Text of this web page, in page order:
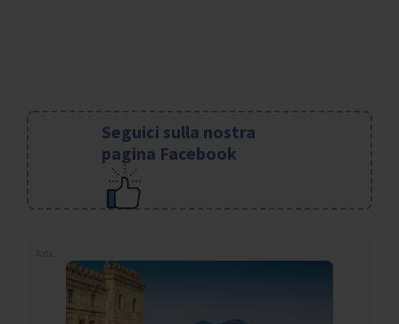
Seguici sulla nostra
pagina Facebook